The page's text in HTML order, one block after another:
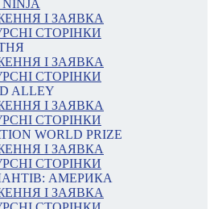
І ЗАЯВКА
СТОРІНКИ
І ЗАЯВКА
СТОРІНКИ
ALLEY
І ЗАЯВКА
СТОРІНКИ
WORLD PRIZE
І ЗАЯВКА
СТОРІНКИ
АМЕРИКА
І ЗАЯВКА